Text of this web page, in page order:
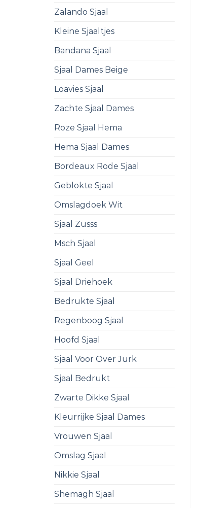
Zalando Sjaal
Kleine Sjaaltjes
Bandana Sjaal
Sjaal Dames Beige
Loavies Sjaal
Zachte Sjaal Dames
Roze Sjaal Hema
Hema Sjaal Dames
Bordeaux Rode Sjaal
Geblokte Sjaal
Omslagdoek Wit
Sjaal Zusss
Msch Sjaal
Sjaal Geel
Sjaal Driehoek
Bedrukte Sjaal
Regenboog Sjaal
Hoofd Sjaal
Sjaal Voor Over Jurk
Sjaal Bedrukt
Zwarte Dikke Sjaal
Kleurrijke Sjaal Dames
Vrouwen Sjaal
Omslag Sjaal
Nikkie Sjaal
Shemagh Sjaal